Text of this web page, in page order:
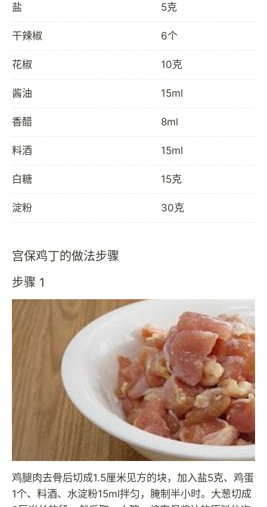
盐 5克
干辣椒 6个
花椒 10克
酱油 15ml
香醋 8ml
料酒 15ml
白糖 15克
淀粉 30克
宫保鸡丁的做法步骤
步骤 1
鸡腿肉去骨后切成1.5厘米见方的块，加入盐5克、鸡蛋
1个、料酒、水淀粉15ml拌匀，腌制半小时。大葱切成